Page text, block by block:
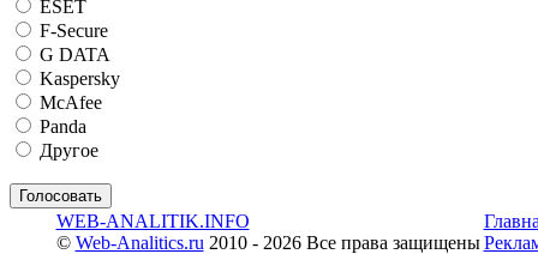
ESET
F-Secure
G DATA
Kaspersky
McAfee
Panda
Другое
WEB-ANALITIK.INFO
© Web-Analitics.ru 2010 - 2026 Все права защищены